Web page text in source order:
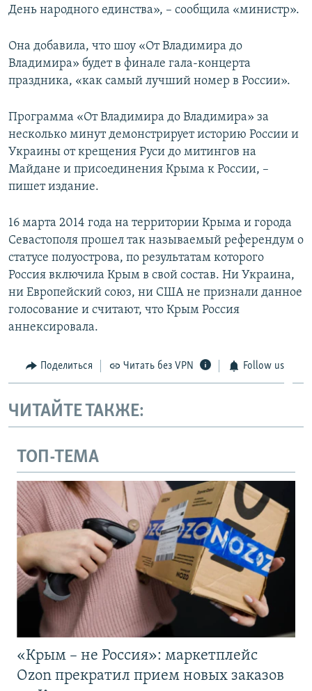
День народного единства», – сообщила «министр».
Она добавила, что шоу «От Владимира до
Владимира» будет в финале гала-концерта
праздника, «как самый лучший номер в России».
Программа «От Владимира до Владимира» за
несколько минут демонстрирует историю России и
Украины от крещения Руси до митингов на
Майдане и присоединения Крыма к России, –
пишет издание.
16 марта 2014 года на территории Крыма и города
Севастополя прошел так называемый референдум о
статусе полуострова, по результатам которого
Россия включила Крым в свой состав. Ни Украина,
ни Европейский союз, ни США не признали данное
голосование и считают, что Крым Россия
аннексировала.
Поделиться Читать без VPN Follow us
ЧИТАЙТЕ ТАКЖЕ:
ТОП-ТЕМА
«Крым – не Россия»: маркетплейс
Ozon прекратил прием новых заказов